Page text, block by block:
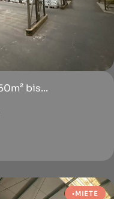
bis...
MIETE